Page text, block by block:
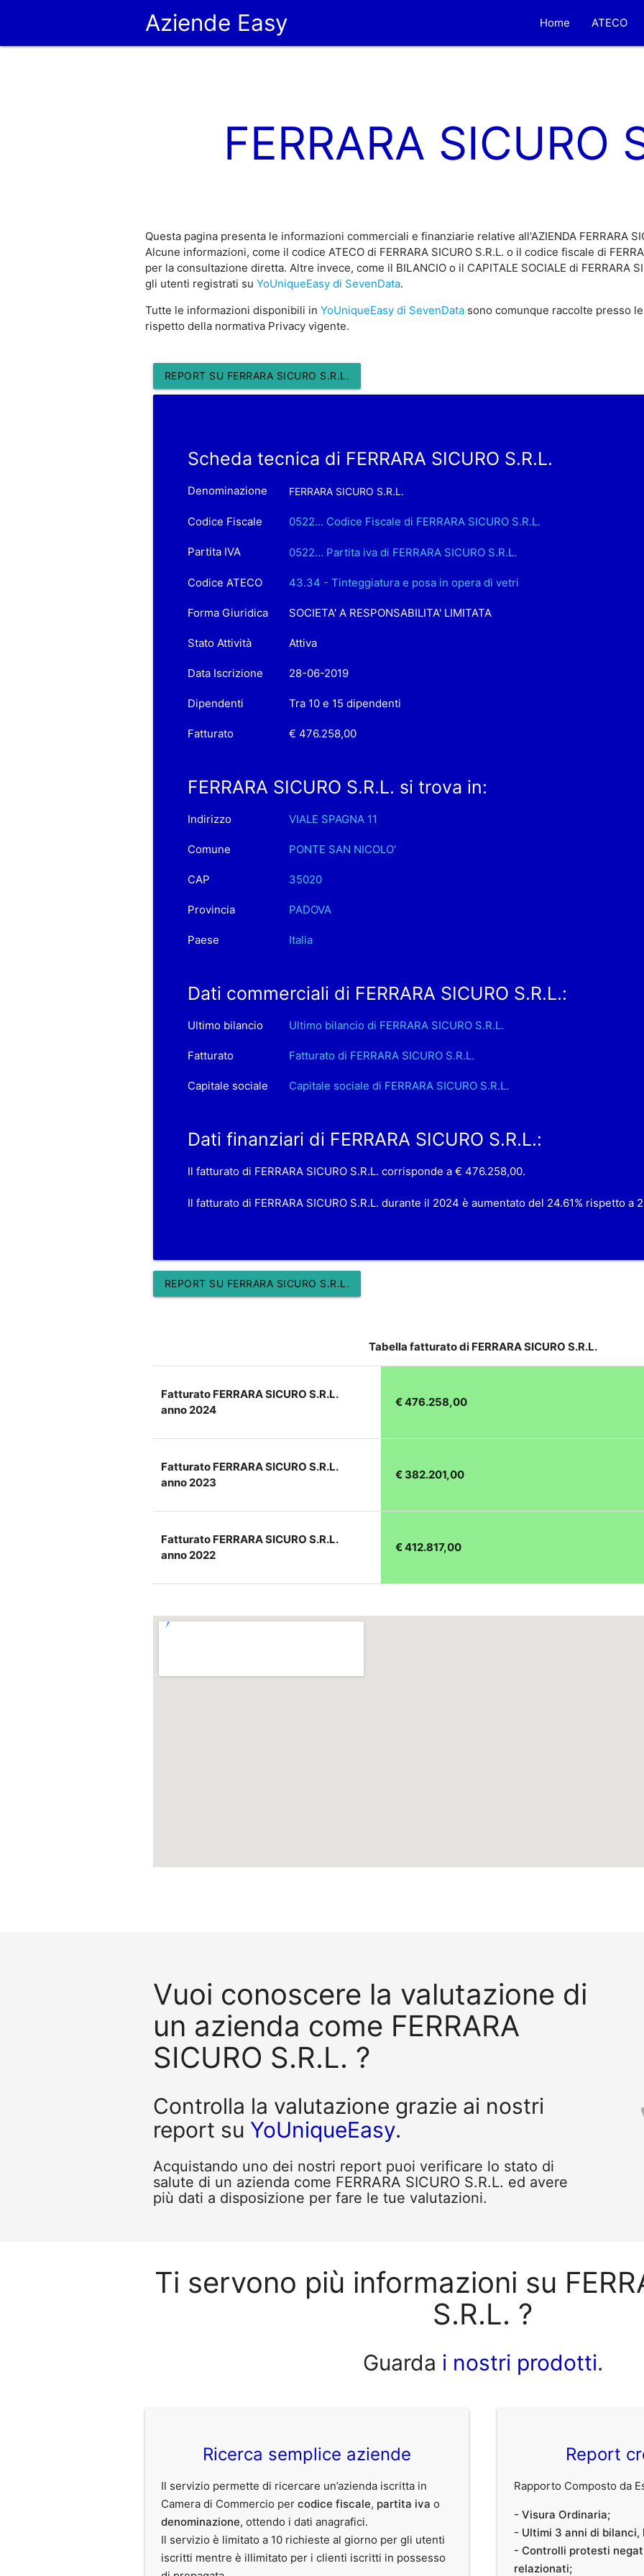
Aziende Easy Home ATECO
FERRARA SICURO
Questa pagina presenta le informazioni commerciali e finanziarie relative all'AZIENDA FERRARA
Alcune informazioni, come il codice ATECO di FERRARA SICURO S.R.L. o il codice fiscale di
per la consultazione diretta. Altre invece, come il BILANCIO o il CAPITALE SOCIALE di FERRARA
gli utenti registrati su YoUniqueEasy di SevenData.
Tutte le informazioni disponibili in YoUniqueEasy di SevenDatasono comunque raccolte presso
rispetto della normativa Privacy vigente.
REPORT SU FERRARA SICURO S.R.L.
Scheda tecnica di FERRARA SICURO S.R.L.
Denominazione FERRARA SICURO S.R.L.
Codice Fiscale 0522... Codice Fiscale di FERRARA SICURO S.R.L.
Partita IVA 0522... Partita iva di FERRARA SICURO S.R.L.
Codice ATECO 43.34 - Tinteggiatura e posa in opera di vetri
Forma Giuridica SOCIETA' A RESPONSABILITA' LIMITATA
Stato Attività Attiva
Data Iscrizione 28-06-2019
Dipendenti Tra 10 e 15 dipendenti
Fatturato € 476.258,00
FERRARA SICURO S.R.L. si trova in:
Indirizzo VIALE SPAGNA 11
Comune PONTE SAN NICOLO'
CAP 35020
Provincia PADOVA
Paese Italia
Dati commerciali di FERRARA SICURO S.R.L.:
Ultimo bilancio Ultimo bilancio di FERRARA SICURO S.R.L.
Fatturato Fatturato di FERRARA SICURO S.R.L.
Capitale sociale Capitale sociale di FERRARA SICURO S.R.L.
Dati finanziari di FERRARA SICURO S.R.L.:
Il fatturato di FERRARA SICURO S.R.L. corrisponde a € 476.258,00.
Il fatturato di FERRARA SICURO S.R.L. durante il 2024 è aumentato del 24.61% rispetto a
REPORT SU FERRARA SICURO S.R.L.
Tabella fatturato di FERRARA SICURO S.R.L.
Fatturato FERRARA SICURO S.R.L.
anno 2024
€ 476.258,00
Fatturato FERRARA SICURO S.R.L.
anno 2023
€ 382.201,00
Fatturato FERRARA SICURO S.R.L.
anno 2022
€ 412.817,00
Vuoi conoscere la valutazione di
un azienda come FERRARA
SICURO S.R.L. ?
Controlla la valutazione grazie ai nostri
report su YoUniqueEasy.
Acquistando uno dei nostri report puoi verificare lo stato di
salute di un azienda come FERRARA SICURO S.R.L. ed avere
più dati a disposizione per fare le tue valutazioni.
Ti servono più informazioni su
S.R.L. ?
Guarda i nostri prodotti.
Ricerca semplice aziende
Il servizio permette di ricercare un’azienda iscritta in
Camera di Commercio percodice fiscale, partita iva o
denominazione, ottendo i dati anagrafici.
Il servizio è limitato a 10 richieste al giorno per gli utenti
iscritti mentre è illimitato per i clienti iscritti in possesso
Report
Rapporto Composto da
- Visura Ordinaria;
- Ultimi 3 anni di bilanci,
- Controlli protesti
relazionati;